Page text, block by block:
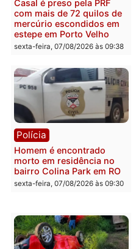
Polícia
2 MILHÕES – Unnesa
apresenta documentos
que comprovam
transparência e legalidade
na operação alvo da PF
sexta-feira, 07/08/2026 às 12:24
Polícia
mercúrio escondidos em
estepe em Porto Velho
sexta-feira, 07/08/2026 às 09:38